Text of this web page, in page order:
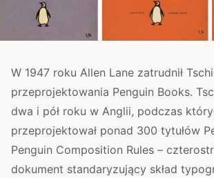
W 1947 roku Allen Lane zatrudnił
przeprojektowania Penguin Books.
dwa i pół roku w Anglii, podczas
przeprojektował ponad 300 tytułów
Penguin Composition Rules –
dokument standaryzujący skład